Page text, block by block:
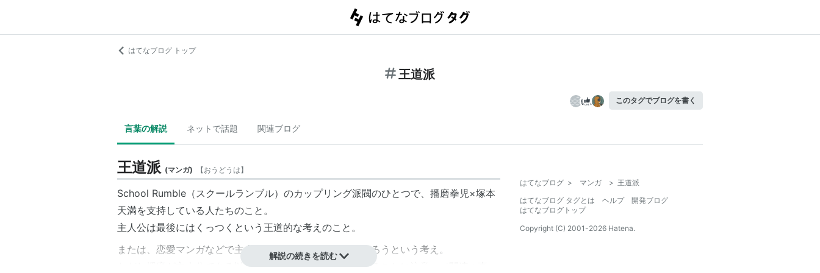
はてなブログ トップ
王道派
このタグでブログを書く
言葉の解説 ネットで話題 関連ブログ
王道派 (マンガ) 【おうどうは】
School Rumble（スクールランブル）のカップリング派閥のひとつで、播磨拳児×塚本
天満を支持している人たちのこと。
主人公は最後にはくっつくという王道的な考えのこと。
または、恋愛マンガなどで主人公はヒロインと結ばれるだろうという考え。
ただし播磨が主人公である以前に、天満もまた主人公であることに注意。（関連→
解説の続きを読む
はてなブログ > マンガ > 王道派
はてなブログ タグとは
ヘルプ
開発ブログ
はてなブログトップ
Copyright (C) 2001-2026 Hatena.